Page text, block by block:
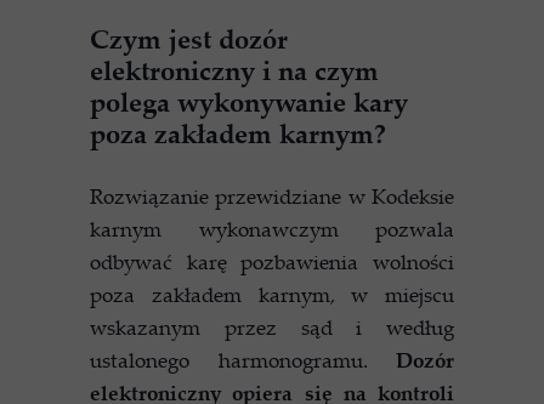
Czym jest dozór
elektroniczny i na czym
polega wykonywanie kary
poza zakładem karnym?
Rozwiązanie przewidziane w Kodeksie
karnym wykonawczym pozwala
odbywać karę pozbawienia wolności
poza zakładem karnym, w miejscu
wskazanym przez sąd i według
ustalonego harmonogramu. Dozór
elektroniczny opiera się na kontroli